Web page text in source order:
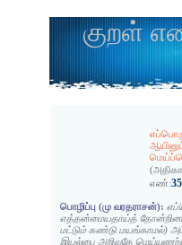
குறள்
எண்:
பொழிப்பு (மு வரதராசன்):
எத்தன்மையதாய்த்
மட்டும் கண்டு மயங்காமல்)
இயல்பை அறிவதே